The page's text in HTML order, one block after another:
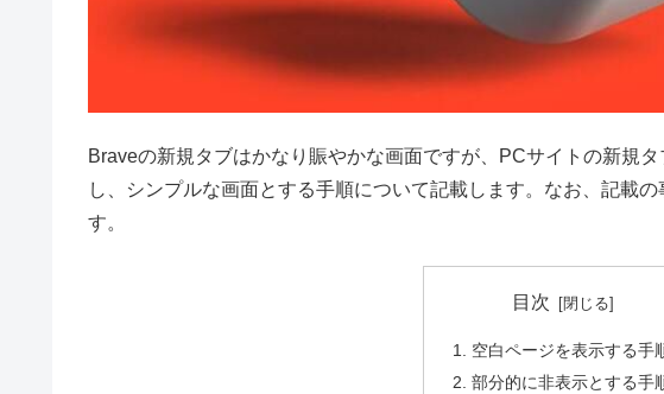
Braveの新規タブはかなり賑やかな画面ですが、PCサイトの新規
し、シンプルな画面とする手順について記載します。なお、記載
す。
目次
空白ページを表示する手
部分的に非表示とする手